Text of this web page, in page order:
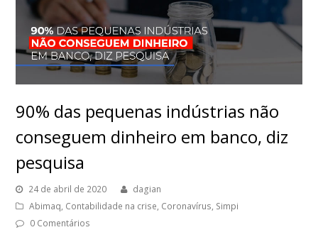
90% das pequenas indústrias não
conseguem dinheiro em banco, diz
pesquisa
24 de abril de 2020
dagian
Abimaq, Contabilidade na crise, Coronavírus, Simpi
0 Comentários